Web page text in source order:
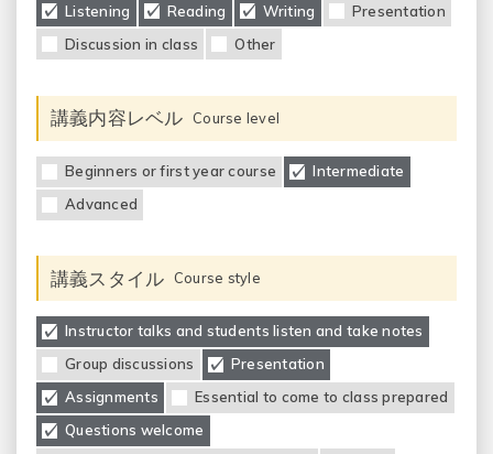
Listening Reading Writing
Presentation
Discussion in class
Other
講義内容レベル Course level
Beginners or first year course
Intermediate
Advanced
講義スタイル Course style
Instructor talks and students listen and take notes
Group discussions
Presentation
Assignments
Essential to come to class prepared
Questions welcome